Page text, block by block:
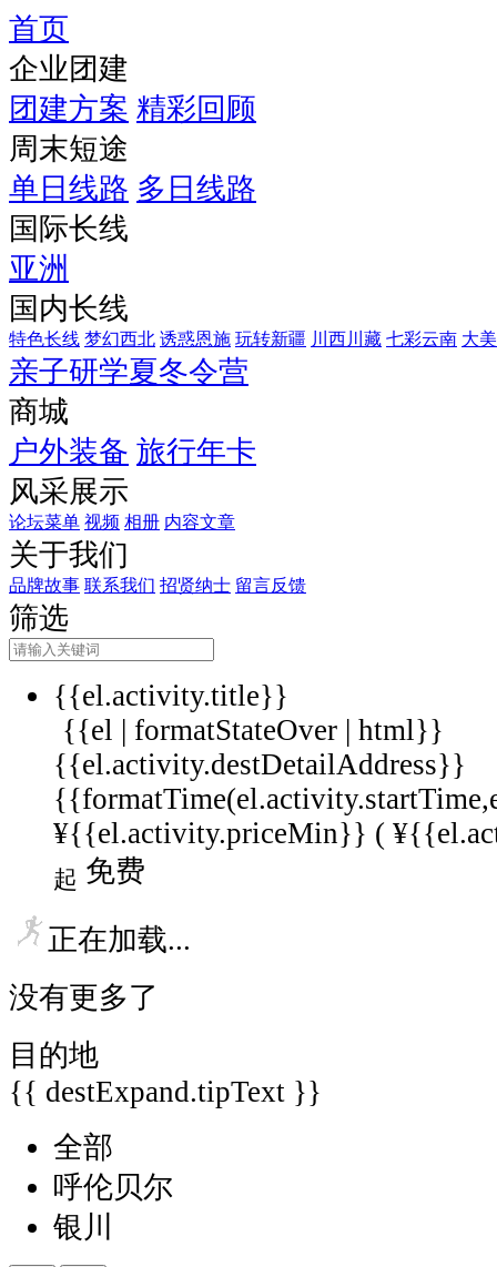
首页
企业团建
团建方案 精彩回顾
周末短途
单日线路 多日线路
国际长线
亚洲
国内长线
特色长线 梦幻西北 诱惑恩施 玩转新疆 川西川藏 七彩云南 大
亲子研学夏冬令营
商城
户外装备 旅行年卡
风采展示
论坛菜单 视频 相册 内容文章
关于我们
品牌故事 联系我们 招贤纳士 留言反馈
筛选
{{el.activity.title}}
{{el | formatStateOver | html}}
{{el.activity.destDetailAddress}}
¥{{el.activity.priceMin}} (
起 免费
正在加载...
没有更多了
目的地
{{ destExpand.tipText }}
全部
呼伦贝尔
银川